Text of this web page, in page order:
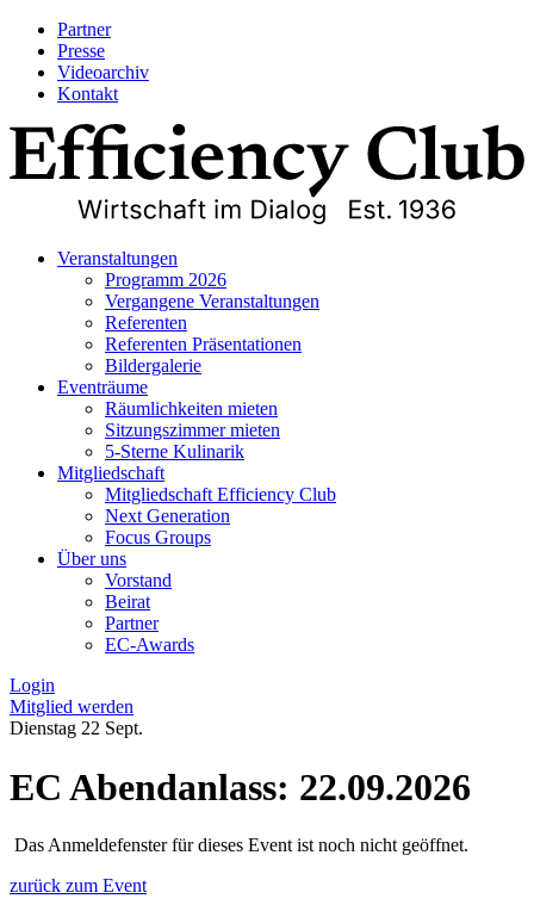
Partner
Presse
Videoarchiv
Kontakt
Veranstaltungen
Programm 2026
Vergangene Veranstaltungen
Referenten
Referenten Präsentationen
Bildergalerie
Eventräume
Räumlichkeiten mieten
Sitzungszimmer mieten
5-Sterne Kulinarik
Mitgliedschaft
Mitgliedschaft Efficiency Club
Next Generation
Focus Groups
Über uns
Vorstand
Beirat
Partner
EC-Awards
Login
Mitglied werden
Dienstag 22 Sept.
EC Abendanlass: 22.09.2026
Das Anmeldefenster für dieses Event ist noch nicht geöffnet.
zurück zum Event